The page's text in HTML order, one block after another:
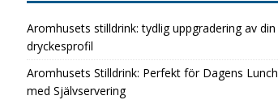
Aromhusets stilldrink: tydlig uppgradering av din
dryckesprofil
Aromhusets Stilldrink: Perfekt för Dagens Lunch
med Självservering